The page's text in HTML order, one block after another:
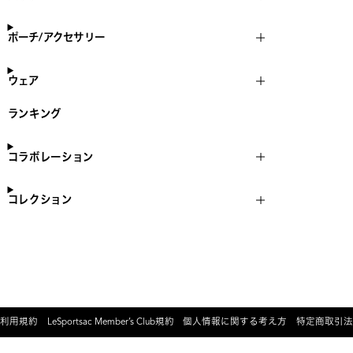
ポーチ/アクセサリー
ウェア
ランキング
コラボレーション
コレクション
利用規約 LeSportsac Member’s Club規約 個人情報に関する考え方 特定商取引